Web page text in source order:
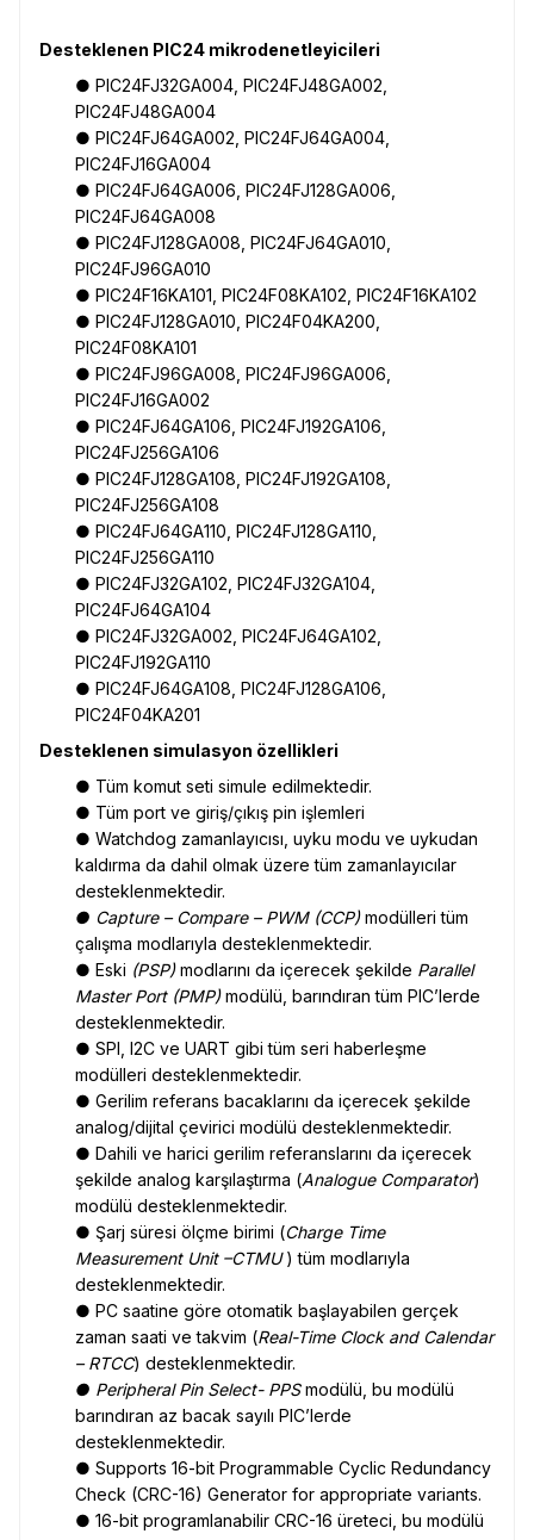
Desteklenen PIC24 mikrodenetleyicileri
● PIC24FJ32GA004, PIC24FJ48GA002,
PIC24FJ48GA004
● PIC24FJ64GA002, PIC24FJ64GA004,
PIC24FJ16GA004
● PIC24FJ64GA006, PIC24FJ128GA006,
PIC24FJ64GA008
● PIC24FJ128GA008, PIC24FJ64GA010,
PIC24FJ96GA010
● PIC24F16KA101, PIC24F08KA102, PIC24F16KA102
● PIC24FJ128GA010, PIC24F04KA200,
PIC24F08KA101
● PIC24FJ96GA008, PIC24FJ96GA006,
PIC24FJ16GA002
● PIC24FJ64GA106, PIC24FJ192GA106,
PIC24FJ256GA106
● PIC24FJ128GA108, PIC24FJ192GA108,
PIC24FJ256GA108
● PIC24FJ64GA110, PIC24FJ128GA110,
PIC24FJ256GA110
● PIC24FJ32GA102, PIC24FJ32GA104,
PIC24FJ64GA104
● PIC24FJ32GA002, PIC24FJ64GA102,
PIC24FJ192GA110
● PIC24FJ64GA108, PIC24FJ128GA106,
PIC24F04KA201
Desteklenen simulasyon özellikleri
● Tüm komut seti simule edilmektedir.
● Tüm port ve giriş/çıkış pin işlemleri
● Watchdog zamanlayıcısı, uyku modu ve uykudan
kaldırma da dahil olmak üzere tüm zamanlayıcılar
desteklenmektedir.
● Capture – Compare – PWM (CCP)modülleri tüm
çalışma modlarıyla desteklenmektedir.
● Eski (PSP)modlarını da içerecek şekilde Parallel
Master Port (PMP)modülü, barındıran tüm PIC’lerde
desteklenmektedir.
● SPI, I2C ve UART gibi tüm seri haberleşme
modülleri desteklenmektedir.
● Gerilim referans bacaklarını da içerecek şekilde
analog/dijital çevirici modülü desteklenmektedir.
● Dahili ve harici gerilim referanslarını da içerecek
şekilde analog karşılaştırma (Analogue Comparator)
modülü desteklenmektedir.
● Şarj süresi ölçme birimi (Charge Time
Measurement Unit –CTMU) tüm modlarıyla
desteklenmektedir.
● PC saatine göre otomatik başlayabilen gerçek
zaman saati ve takvim (Real-Time Clock and Calendar
– RTCC) desteklenmektedir.
● Peripheral Pin Select- PPSmodülü, bu modülü
barındıran az bacak sayılı PIC’lerde
desteklenmektedir.
● Supports 16-bit Programmable Cyclic Redundancy
Check (CRC-16) Generator for appropriate variants.
● 16-bit programlanabilir CRC-16 üreteci, bu modülü